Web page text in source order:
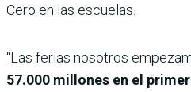
Cero en las escuelas.
“Las ferias nosotros
57.000 millones en el